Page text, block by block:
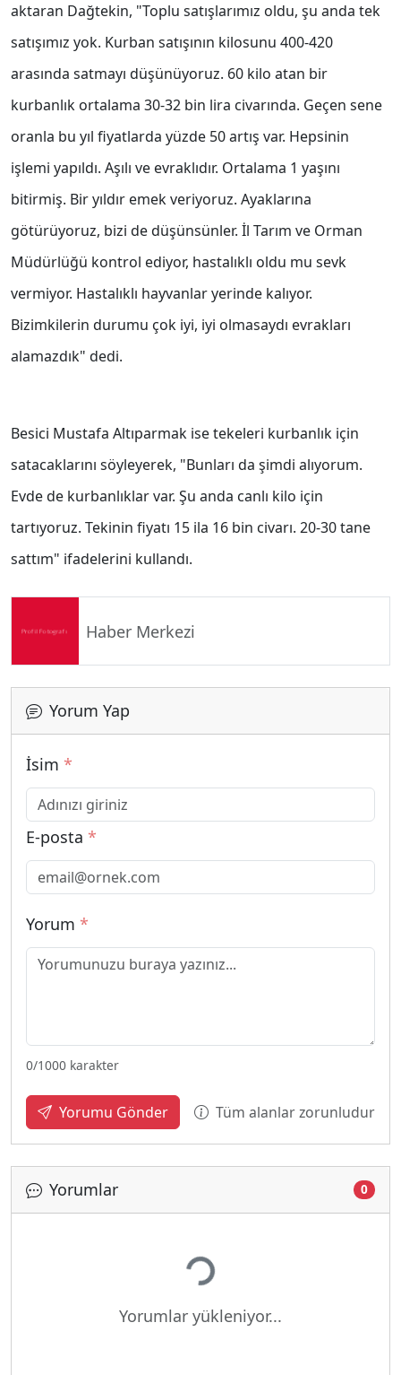
aktaran Dağtekin, "Toplu satışlarımız oldu, şu anda tek
satışımız yok. Kurban satışının kilosunu 400-420
arasında satmayı düşünüyoruz. 60 kilo atan bir
kurbanlık ortalama 30-32 bin lira civarında. Geçen sene
oranla bu yıl fiyatlarda yüzde 50 artış var. Hepsinin
işlemi yapıldı. Aşılı ve evraklıdır. Ortalama 1 yaşını
bitirmiş. Bir yıldır emek veriyoruz. Ayaklarına
götürüyoruz, bizi de düşünsünler. İl Tarım ve Orman
Müdürlüğü kontrol ediyor, hastalıklı oldu mu sevk
vermiyor. Hastalıklı hayvanlar yerinde kalıyor.
Bizimkilerin durumu çok iyi, iyi olmasaydı evrakları
alamazdık" dedi.
Besici Mustafa Altıparmak ise tekeleri kurbanlık için
satacaklarını söyleyerek, "Bunları da şimdi alıyorum.
Evde de kurbanlıklar var. Şu anda canlı kilo için
tartıyoruz. Tekinin fiyatı 15 ila 16 bin civarı. 20-30 tane
sattım" ifadelerini kullandı.
Haber Merkezi
Yorum Yap
İsim *
E-posta *
Yorum *
0/1000 karakter
Yorumu Gönder Tüm alanlar zorunludur
Yorumlar 0
Yükleniyor...
Yorumlar yükleniyor...